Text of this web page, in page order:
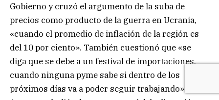
Gobierno y cruzó el argumento de la suba de
precios como producto de la guerra en Ucrania,
«cuando el promedio de inflación de la región es
del 10 por ciento». También cuestionó que «se
diga que se debe a un festival de importaciones,
cuando ninguna pyme sabe si dentro de los
próximos días va a poder seguir trabajando».